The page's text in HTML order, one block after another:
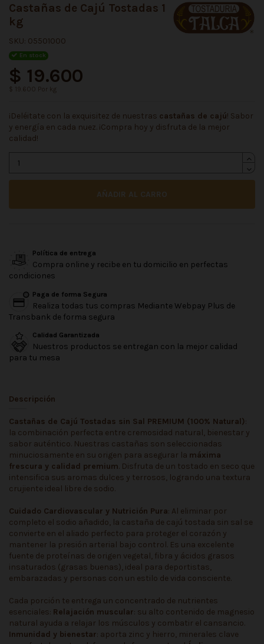
Castañas de Cajú Tostadas 1
kg
SKU: 05501000
En stock
$ 19.600
$ 19.600 Por kg
¡Deléitate con la exquisitez de nuestras castañas de cajú! Sabor
y energía en cada nuez. ¡Compra hoy y disfruta de la mejor
calidad!
AÑADIR AL CARRO
Política de entrega
Compra online y recibe en tu domicilio en perfectas
condiciones
Paga de forma Segura
Realiza todas tus compras Mediante Webpay Plus de
Transbank de forma segura
Calidad Garantizada
Nuestros productos se entregan con la mejor calidad
para tu mesa
Descripción
Castañas de Cajú Tostadas sin Sal PREMIUM (100% Natural):
la combinación perfecta entre cremosidad natural, bienestar y
sabor auténtico. Nuestras castañas son seleccionadas
minuciosamente en su origen para asegurar la máxima
frescura y calidad premium. Disfruta de un tostado en seco que
intensifica sus aromas dulces y terrosos, logrando una textura
crujiente ideal libre de sodio.
Cuidado Cardiovascular y Nutrición Pura: Al eliminar por
completo el sodio añadido, la castaña de cajú tostada sin sal se
convierte en el aliado perfecto para proteger el corazón y
mantener la presión arterial bajo control. Es una excelente
fuente de proteínas de origen vegetal, fibra y ácidos grasos
insaturados (grasas buenas), ideal para deportistas,
embarazadas y personas con un estilo de vida consciente.
Cada porción te entrega un concentrado de nutrientes
esenciales: Relajación muscular: su alto contenido de magnesio
natural ayuda a relajar los músculos y combatir el cansancio.
Inmunidad y bienestar: aporta zinc y hierro, minerales clave